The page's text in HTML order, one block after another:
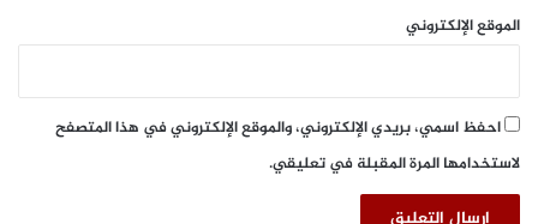
ل
م
د
ن
ا
ا
ل
و
د
ي
ا
الموقع الإلكتروني
احفظ اسمي، بريدي الإلكتروني، والموقع الإلكتروني في هذا المتصفح
لاستخدامها المرة المقبلة في تعليقي.